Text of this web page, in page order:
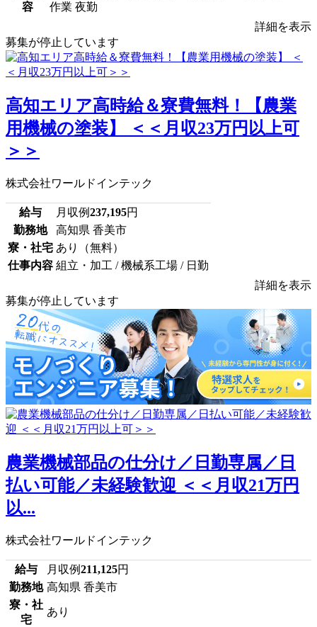
容
作業 夜勤
詳細を表示
募集が停止しています
高知エリア高時給＆寮費無料！【農業
用機械の塗装】 ＜＜月収23万円以上可
＞＞
株式会社ワールドインテック
給与 月収例237,195円
勤務地
高知県 香美市
寮・社宅 あり（無料）
仕事内容 組立・加工 / 機械系工場 / 日勤
詳細を表示
募集が停止しています
農業機械部品の仕分け／日勤専属／日
払い可能／未経験歓迎 ＜＜月収21万円
以...
株式会社ワールドインテック
給与 月収例211,125円
勤務地 高知県 香美市
寮・社
宅
あり